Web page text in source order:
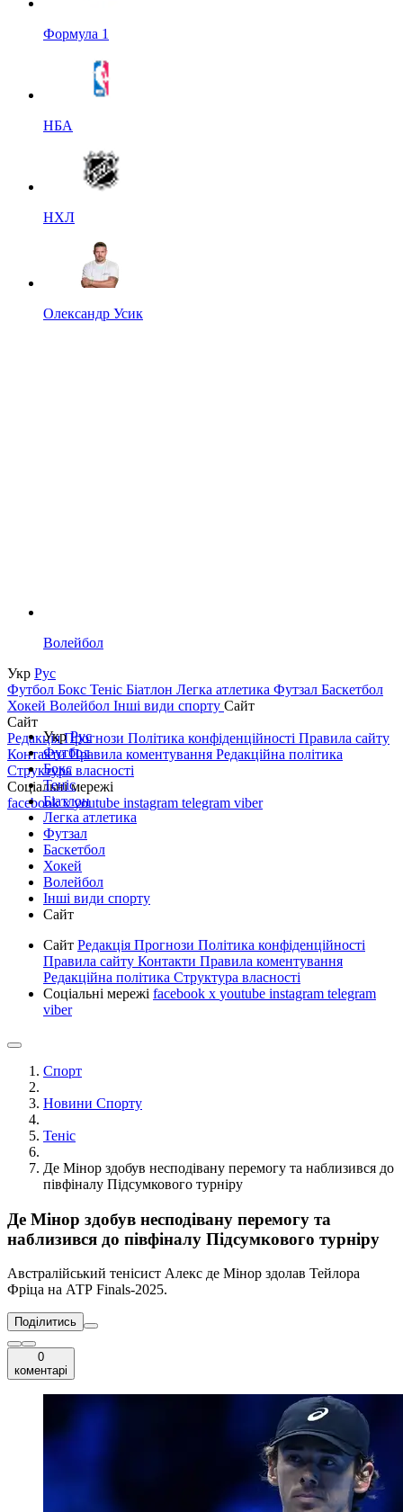
Формула 1
НБА
НХЛ
Олександр Усик
Волейбол
Укр Рус
Футбол Бокс Теніс Біатлон Легка атлетика Футзал Баскетбол
Хокей Волейбол Інші види спорту Сайт
Сайт
РедакціяПрогнози Політика конфіденційності Правила сайту
КонтактиПравила коментування Редакційна політика
Структура власності
Соціальні мережі
facebookxyoutube instagram telegram viber
УкрРус
Футбол
Бокс
Теніс
Біатлон
Легка атлетика
Футзал
Баскетбол
Хокей
Волейбол
Інші види спорту
Сайт
Сайт Редакція Прогнози Політика конфіденційності
Правила сайту Контакти Правила коментування
Редакційна політика Структура власності
Соціальні мережі facebook x youtube instagram telegram
viber
Спорт
Новини Спорту
Теніс
Де Мінор здобув несподівану перемогу та наблизився до
півфіналу Підсумкового турніру
Де Мінор здобув несподівану перемогу та
наблизився до півфіналу Підсумкового турніру
Австралійський тенісист Алекс де Мінор здолав Тейлора
Фріца на АТР Finals-2025.
Поділитись
0
коментарі